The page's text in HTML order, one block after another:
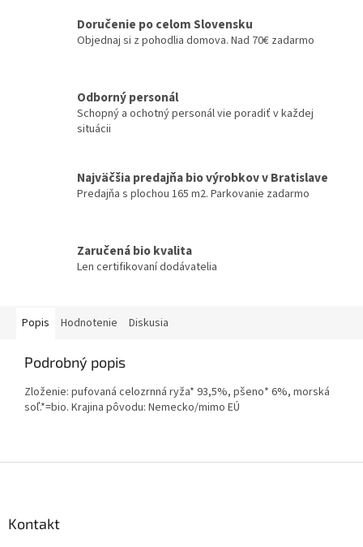
Doručenie po celom Slovensku
Objednaj si z pohodlia domova. Nad 70€ zadarmo
Odborný personál
Schopný a ochotný personál vie poradiť v každej
situácii
Najväčšia predajňa bio výrobkov v Bratislave
Predajňa s plochou 165 m2. Parkovanie zadarmo
Zaručená bio kvalita
Len certifikovaní dodávatelia
Popis Hodnotenie Diskusia
Podrobný popis
Zloženie: pufovaná celozrnná ryža* 93,5%, pšeno* 6%, morská
soľ.*=bio. Krajina pôvodu: Nemecko/mimo EÚ
Kontakt